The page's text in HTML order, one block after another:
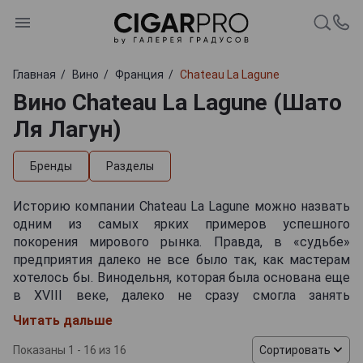
Главная Вино Франция Chateau La Lagune
Вино Chateau La Lagune (Шато
Ля Лагун)
Бренды Разделы
Историю компании Chateau La Lagune можно назвать
одним из самых ярких примеров успешного
покорения мирового рынка. Правда, в «судьбе»
предприятия далеко не все было так, как мастерам
хотелось бы. Винодельня, которая была основана еще
в XVIII веке, далеко не сразу смогла занять
лидирующие позиции в быстро меняющемся мире
элитных производителей вина — ее путь к этому был
длительным и непростым. Знаете известное
Читать дальше
Показаны 1 - 16 из 16 Сортировать